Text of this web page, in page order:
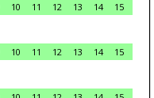
10 11 12 13 14
15
10 11 12 13 14
15